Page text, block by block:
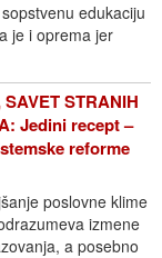
edukaciju
je i oprema jer
STRANIH
Jedini recept –
reforme
poslovne klime
izmene
a posebno